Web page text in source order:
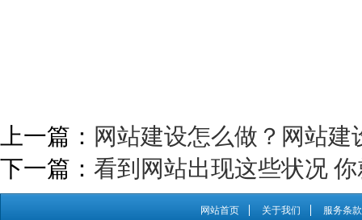
上一篇： 网站建设怎么做？网站建
下一篇： 看到网站出现这些状况
网站首页 关于我们 服务条款